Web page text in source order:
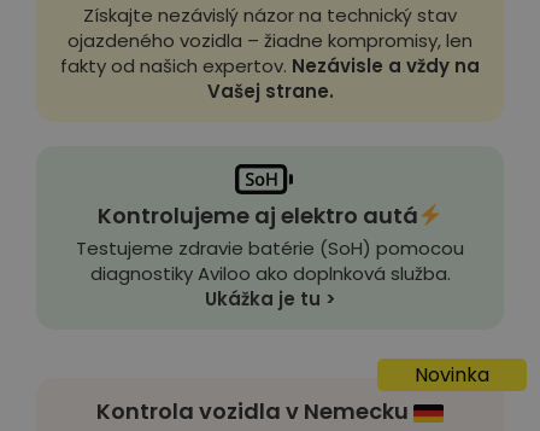
Získajte nezávislý názor na technický stav
ojazdeného vozidla – žiadne kompromisy, len
fakty od našich expertov. Nezávisle a vždy na
Vašej strane.
Kontrolujeme aj elektro autá
Testujeme zdravie batérie (SoH) pomocou
diagnostiky Aviloo ako doplnková služba.
Ukážka je tu >
Novinka
Kontrola vozidla v Nemecku